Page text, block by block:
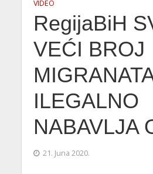
VIDEO
RegijaBiH
VEĆI BROJ
ILEGALNO
NABAVLJA
21. Juna 2020.